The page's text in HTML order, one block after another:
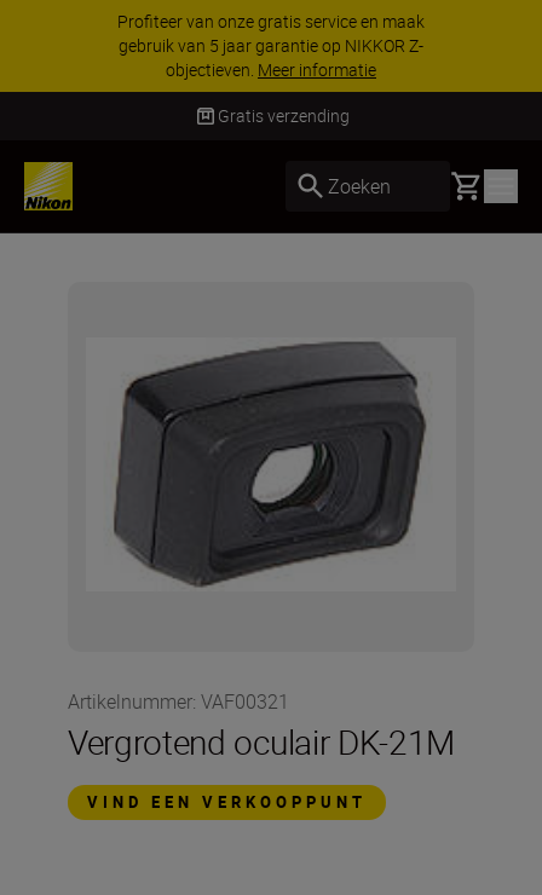
Profiteer van onze gratis service en maak
gebruik van 5 jaar garantie op NIKKOR Z-
objectieven. Meer informatie
Gratis verzending
Zoeken Basket
Artikelnummer: VAF00321
Vergrotend oculair DK-21M
VIND EEN VERKOOPPUNT